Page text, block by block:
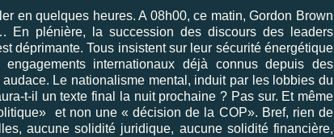
en quelques heures. A 08h00, ce matin, Gordon Brown
plénière, la succession des discours des leaders
déprimante. Tous insistent sur leur sécurité énergétique
internationaux déjà connus depuis des
Le nationalisme mental, induit par les lobbies du
t-il un texte final la nuit prochaine ? Pas sur. Et même
et non une « décision de la COP». Bref, rien de
aucune solidité juridique, aucune solidité financière,